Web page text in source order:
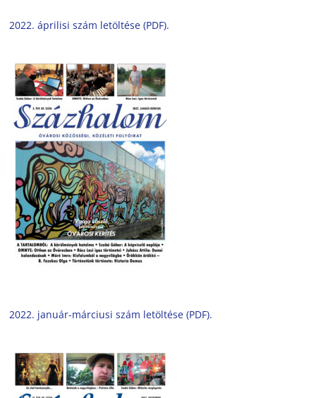
2022. áprilisi szám letöltése (PDF).
2022. január-márciusi szám letöltése (PDF).